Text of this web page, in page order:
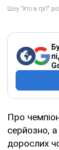
Про
серйозно,
дорослих